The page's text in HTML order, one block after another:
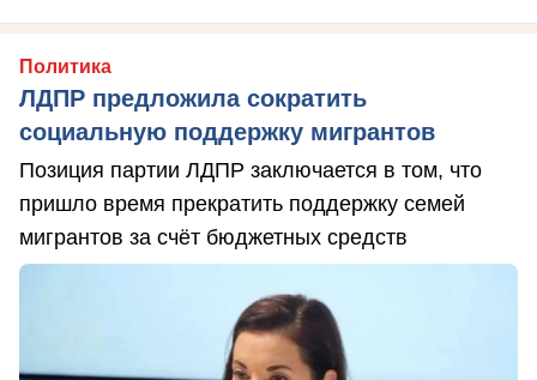
Политика
ЛДПР предложила сократить
социальную поддержку мигрантов
Позиция партии ЛДПР заключается в том, что
пришло время прекратить поддержку семей
мигрантов за счёт бюджетных средств